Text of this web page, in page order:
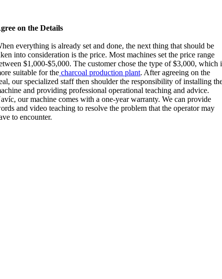
on the Details
everything is already set and done,the next thing that should be
into consideration is the price.Most machines set the price range
$1,000-$5,000.The customer chose the type of$3,000,which
suitable for the charcoal production plant. After agreeing on the
,our specialized staff then shoulder the responsibility of installing
and providing professional operational teaching and advice.
our machine comes with a one-year warranty.We can provide
and video teaching to resolve the problem that the operator may
to encounter.